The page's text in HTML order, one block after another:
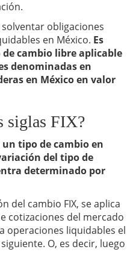
obligaciones
en México. Es
de cambio libre aplicable
denominadas en
en México en valor
siglas FIX?
un tipo de cambio en
del tipo de
determinado por
del cambio FIX, se aplica
cotizaciones del mercado
operaciones liquidables el
O, es decir, luego